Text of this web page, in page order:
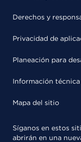
Derechos y
Privacidad de
Planeación para
Información técnica
Mapa del sitio
Síganos en estos
abrirán en una